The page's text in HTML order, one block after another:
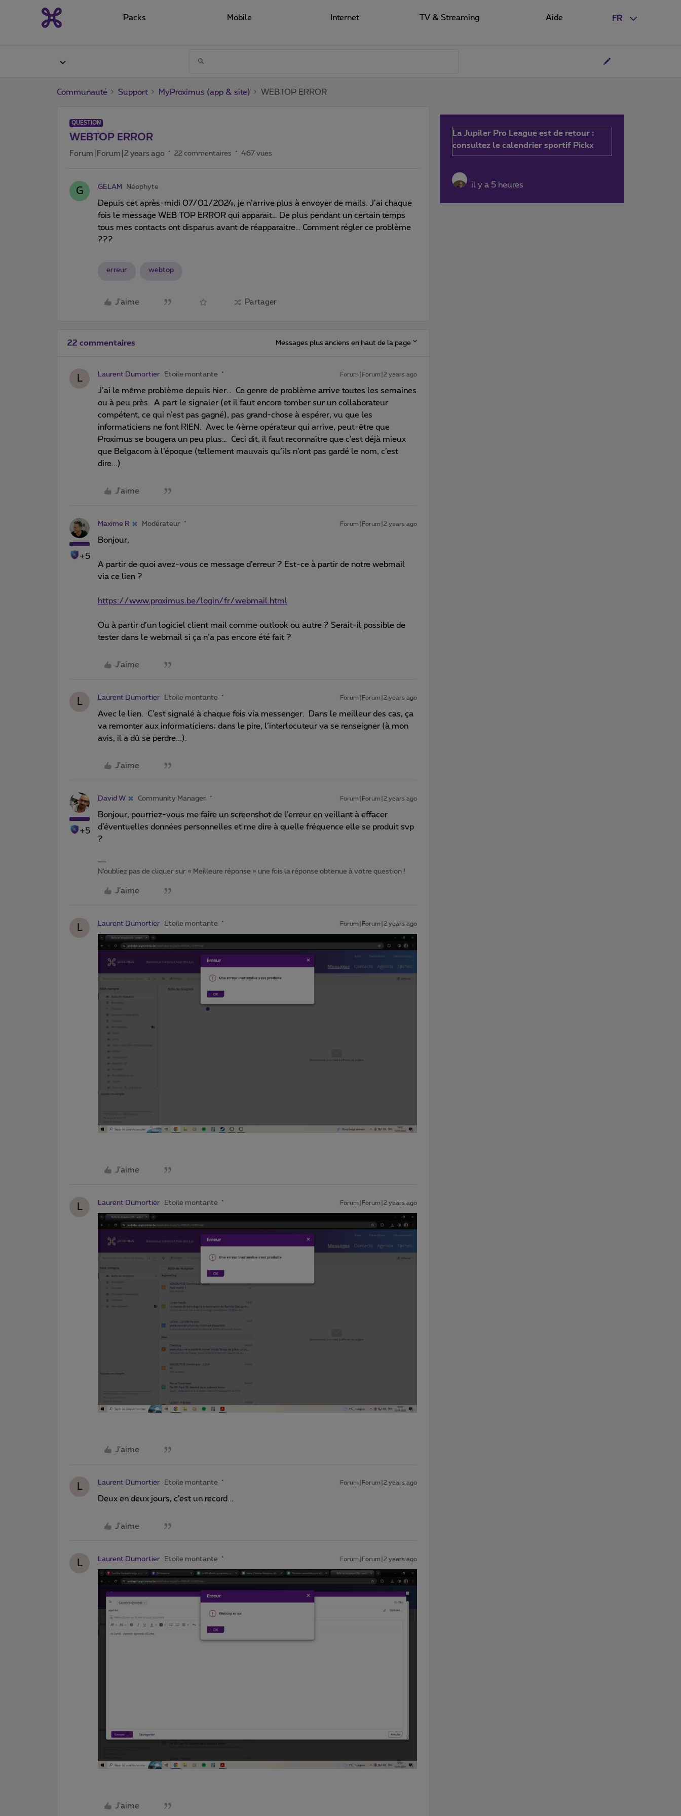
FR
Packs Mobile Internet TV & Streaming Aide
Communauté Support MyProximus (app & site) WEBTOP ERROR
QUESTION
WEBTOP ERROR
Forum|Forum|2 years ago 22 commentaires 467 vues
G GELAM Néophyte
Depuis cet après-midi 07/01/2024, je n’arrive plus à envoyer de mails. J’ai chaque
fois le message WEB TOP ERROR qui apparait… De plus pendant un certain temps
tous mes contacts ont disparus avant de réapparaitre… Comment régler ce problème
???
erreur webtop
J'aime Partager
22 commentaires Messages plus anciens en haut de la page
L Laurent Dumortier Etoile montante Forum|Forum|2 years ago
J’ai le même problème depuis hier… Ce genre de problème arrive toutes les semaines
ou à peu près. A part le signaler (et il faut encore tomber sur un collaborateur
compétent, ce qui n’est pas gagné), pas grand-chose à espérer, vu que les
informaticiens ne font RIEN. Avec le 4ème opérateur qui arrive, peut-être que
Proximus se bougera un peu plus… Ceci dit, il faut reconnaître que c’est déjà mieux
que Belgacom à l’époque (tellement mauvais qu’ils n’ont pas gardé le nom, c’est
dire...)
J'aime
+5
Maxime R Modérateur Forum|Forum|2 years ago
Bonjour,
A partir de quoi avez-vous ce message d’erreur ? Est-ce à partir de notre webmail
via ce lien ?
https://www.proximus.be/login/fr/webmail.html
Ou à partir d’un logiciel client mail comme outlook ou autre ? Serait-il possible de
tester dans le webmail si ça n’a pas encore été fait ?
J'aime
L Laurent Dumortier Etoile montante Forum|Forum|2 years ago
Avec le lien. C’est signalé à chaque fois via messenger. Dans le meilleur des cas, ça
va remonter aux informaticiens; dans le pire, l’interlocuteur va se renseigner (à mon
avis, il a dû se perdre...).
J'aime
+5
David W Community Manager Forum|Forum|2 years ago
Bonjour, pourriez-vous me faire un screenshot de l’erreur en veillant à effacer
d’éventuelles données personnelles et me dire à quelle fréquence elle se produit svp
?
N’oubliez pas de cliquer sur « Meilleure réponse » une fois la réponse obtenue à votre question !
J'aime
L Laurent Dumortier Etoile montante Forum|Forum|2 years ago
J'aime
L Laurent Dumortier Etoile montante Forum|Forum|2 years ago
J'aime
L Laurent Dumortier Etoile montante Forum|Forum|2 years ago
Deux en deux jours, c’est un record...
J'aime
L Laurent Dumortier Etoile montante Forum|Forum|2 years ago
J'aime
La Jupiler Pro League est de retour :
consultez le calendrier sportif Pickx
il y a 5 heures